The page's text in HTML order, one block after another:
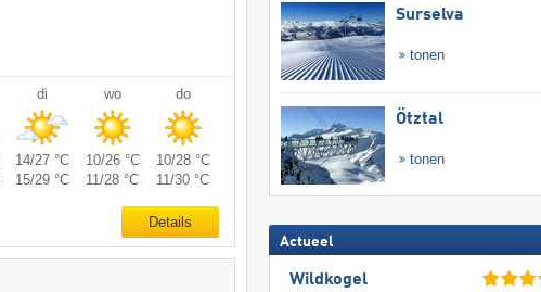
di wo do
14/27 °C 10/26 °C
10/28 °C
15/29 °C 11/28 °C 11/30 °C
Details
Surselva
tonen
Ötztal
tonen
Actueel
Wildkogel